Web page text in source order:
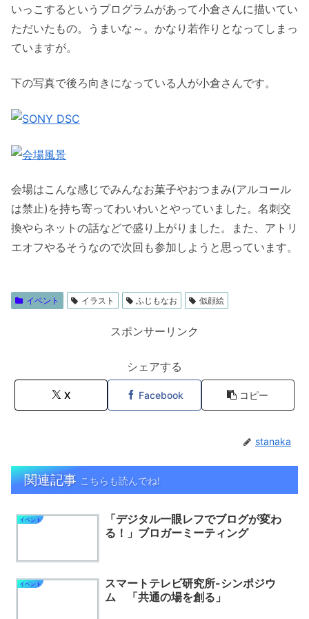
いっこするというプログラムがあって小倉さんに描いてい
ただいたもの。うまいな～。かなり若作りとなってしまっ
ていますが。
下の写真で後ろ向きになっている人が小倉さんです。
会場はこんな感じでみんなお菓子やおつまみ(アルコール
は禁止)を持ち寄ってわいわいとやっていました。名刺交
換やらネットの話などで盛り上がりました。また、アトリ
エオフやるそうなので次回も参加しようと思っています。
イベント イラスト ふじもなお 似顔絵
スポンサーリンク
シェアする
X Facebook コピー
stanaka
関連記事 こちらも読んでね!
イベント
「デジタル一眼レフでブログが変わ
る！」ブロガーミーティング
イベント
スマートテレビ研究所-シンポジウ
ム 「共通の場を創る」